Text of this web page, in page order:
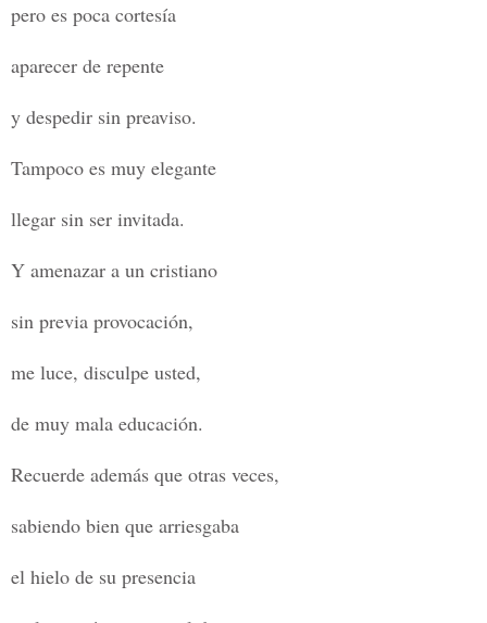
pero es poca cortesía
aparecer de repente
y despedir sin preaviso.
Tampoco es muy elegante
llegar sin ser invitada.
Y amenazar a un cristiano
sin previa provocación,
me luce, disculpe usted,
de muy mala educación.
Recuerde además que otras veces,
sabiendo bien que arriesgaba
el hielo de su presencia